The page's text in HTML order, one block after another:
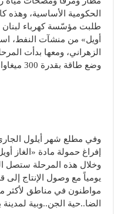
الحكومية الأساسية، وهذه
أويل» من منشآت النفط،
الزهراني، ومعها بدأت
وضع طاقة بقدرة 300 ميغاواط على الشبكة.
وفي مطلع شهر أيلول
إفراغ حمولة مادة «الغاز
الضا..حية الجن..وبية